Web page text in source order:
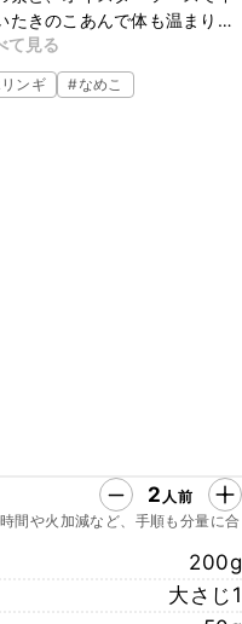
きのこあんで体も温まりま
など、余っているものでお作
て見る
ンギ #なめこ
2 人前
間や火加減など、手順も分量に合
200g
大さじ1